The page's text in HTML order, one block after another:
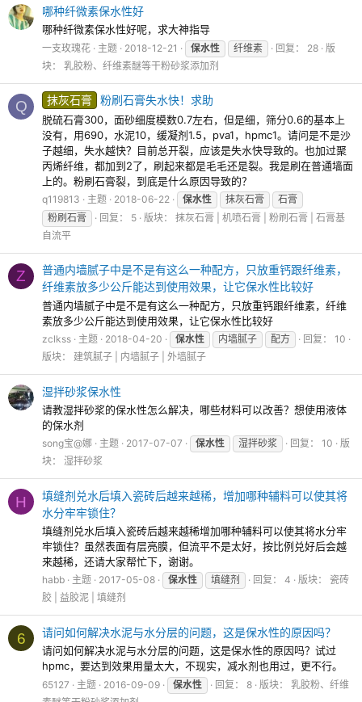
哪种纤微素保水性好
哪种纤微素保水性好呢，求大神指导
一支玫瑰花 主题 2018-12-21 保水性 纤维素 回复： 28
版
块： 乳胶粉、纤维素醚等干粉砂浆添加剂
Q 抹灰石膏 粉刷石膏失水快！求助
脱硫石膏300，面砂细度模数0.7左右，但是细，筛分0.6的基本上
没有，用690，水泥10，缓凝剂1.5，pva1，hpmc1。请问是不是沙
子越细，失水越快？目前总开裂，应该是失水快导致的。也加过聚
丙烯纤维，都加到2了，刷起来都是毛毛还是裂。我是刷在普通墙面
上的。粉刷石膏裂，到底是什么原因导致的？
q119813 主题 2018-06-22 保水性 抹灰石膏
石膏
粉刷石膏
回复： 5 版块： 抹灰石膏 | 机喷石膏 | 粉刷石膏 | 石膏基
自流平
Z
普通内墙腻子中是不是有这么一种配方，只放重钙跟纤维素，
纤维素放多少公斤能达到使用效果，让它保水性比较好
普通内墙腻子中是不是有这么一种配方，只放重钙跟纤维素，纤维
素放多少公斤能达到使用效果，让它保水性比较好
zclkss 主题 2018-04-20 保水性 内墙腻子 配方
回复： 10
版块： 建筑腻子 | 内墙腻子 | 外墙腻子
湿拌砂浆保水性
请教湿拌砂浆的保水性怎么解决，哪些材料可以改善？想使用液体
的保水剂
song宝@娜 主题 2017-07-07 保水性 湿拌砂浆 回复： 10
版
块： 湿拌砂浆
H
填缝剂兑水后填入瓷砖后越来越稀，增加哪种辅料可以使其将
水分牢牢锁住？
填缝剂兑水后填入瓷砖后越来越稀增加哪种辅料可以使其将水分牢
牢锁住？虽然表面有层亮膜，但流平不是太好，按比例兑好后会越
来越稀，还请大家帮忙下，谢谢。
habb 主题 2017-05-08 保水性 填缝剂 回复： 4 版块： 瓷砖
胶 | 益胶泥 | 填缝剂
6 请问如何解决水泥与水分层的问题，这是保水性的原因吗？
请问如何解决水泥与水分层的问题，这是保水性的原因吗？试过
hpmc，要达到效果用量太大，不现实，减水剂也用过，更不行。
65127 主题 2016-09-09 保水性 回复： 8 版块： 乳胶粉、纤维